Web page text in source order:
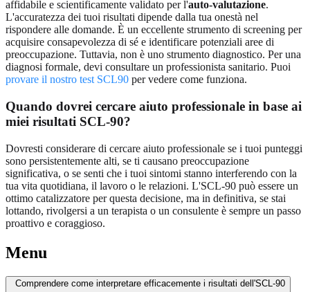
affidabile e scientificamente validato per l'auto-valutazione.
L'accuratezza dei tuoi risultati dipende dalla tua onestà nel
rispondere alle domande. È un eccellente strumento di screening per
acquisire consapevolezza di sé e identificare potenziali aree di
preoccupazione. Tuttavia, non è uno strumento diagnostico. Per una
diagnosi formale, devi consultare un professionista sanitario. Puoi
provare il nostro test SCL90 per vedere come funziona.
Quando dovrei cercare aiuto professionale in base ai
miei risultati SCL-90?
Dovresti considerare di cercare aiuto professionale se i tuoi punteggi
sono persistentemente alti, se ti causano preoccupazione
significativa, o se senti che i tuoi sintomi stanno interferendo con la
tua vita quotidiana, il lavoro o le relazioni. L'SCL-90 può essere un
ottimo catalizzatore per questa decisione, ma in definitiva, se stai
lottando, rivolgersi a un terapista o un consulente è sempre un passo
proattivo e coraggioso.
Menu
Comprendere come interpretare efficacemente i risultati dell'SCL-90